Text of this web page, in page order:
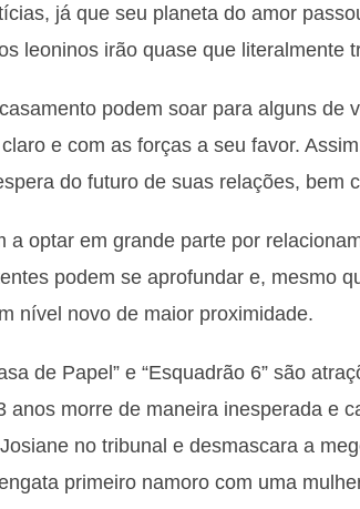
já que seu planeta do amor
leoninos irão quase que literalmente
podem soar para alguns de
e com as forças a seu favor.
do futuro de suas relações, bem
a optar em grande parte por
podem se aprofundar e, mesmo
nível novo de maior proximidade.
de Papel” e “Esquadrão 6” são
anos morre de maneira inesperada e
no tribunal e desmascara a
primeiro namoro com uma